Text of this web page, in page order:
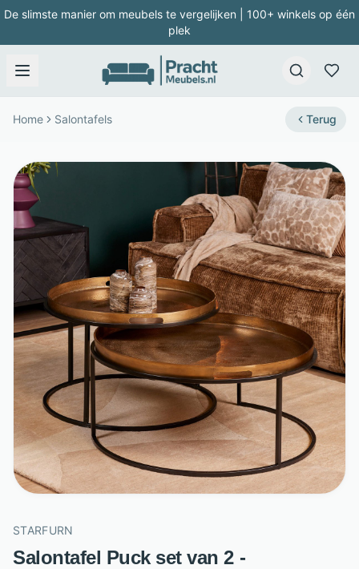
De slimste manier om meubels te vergelijken | 100+ winkels op één
plek
Home Salontafels Terug
STARFURN
Salontafel Puck set van 2 -